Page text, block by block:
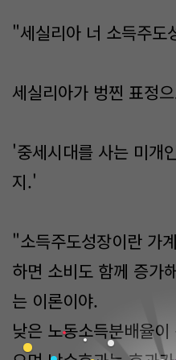
"세실리아 너 소득주도
세실리아가 벙찐 표정
'중세시대를 사는 미개
지.'
"소득주도성장이란 가
하면 소비도 함께 증가
는 이론이야.
낮은 노동소득분배율